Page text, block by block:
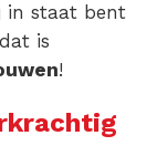
in staat bent
is
!